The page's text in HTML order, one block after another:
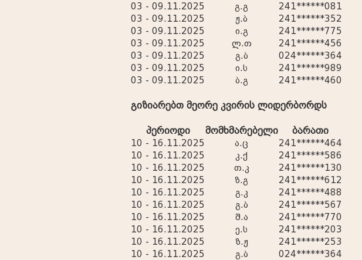
03 - 09.11.2025
გ.გ
241******081
03 - 09.11.2025
ჟ.ბ
241******352
03 - 09.11.2025
ი.გ
241******775
03 - 09.11.2025
ლ.თ
241******456
03 - 09.11.2025
გ.ბ
024******364
03 - 09.11.2025
ი.ს
241******989
03 - 09.11.2025
ბ.გ 241******460
გიზიარებთ მეორე კვირის ლიდერბორდს
პერიოდი მომხმარებელი ბარათი
10 - 16.11.2025 ა.ც
241******464
10 - 16.11.2025
კ.ქ
241******586
10 - 16.11.2025
თ.კ
241******130
10 - 16.11.2025
ზ.გ
241******612
10 - 16.11.2025
გ.კ
241******488
10 - 16.11.2025
გ.ბ
241******567
10 - 16.11.2025
შ.ა
241******770
10 - 16.11.2025
ე.ს
241******203
10 - 16.11.2025
ზ.ჟ
241******253
10 - 16.11.2025
გ.ბ
024******364